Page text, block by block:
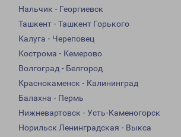
Нальчик - Георгиевск
Ташкент - Ташкент Горького
Калуга - Череповец
Кострома - Кемерово
Волгоград - Белгород
Краснокаменск - Калининград
Балахна - Пермь
Нижневартовск - Усть-Каменогорск
Норильск Ленинградская - Выкса